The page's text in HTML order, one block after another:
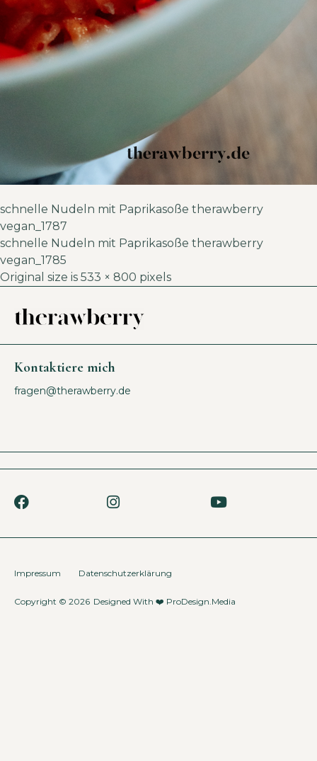
schnelle Nudeln mit Paprikasoße therawberry
vegan_1787
schnelle Nudeln mit Paprikasoße therawberry
vegan_1785
Original size is 533 × 800 pixels
Kontaktiere mich
fragen@therawberry.de
Copyright © 2026 Designed With ❤️ ProDesign.Media
Impressum Datenschutzerklärung